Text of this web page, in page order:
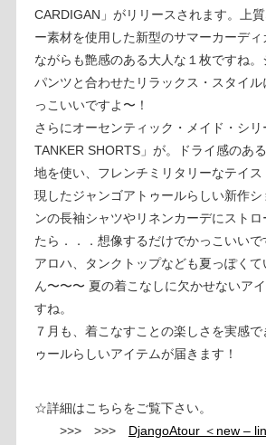
CARDIGAN」がリリースされます。上
ー素材を使用した新型のサマーカーデ
ながらも艶感のある大人な１枚ですね
パンツと合わせたリラックス・スタイ
っこいいですよ〜！
さらにオーセンティック・メイド・シ
TANKER SHORTS」が。ドライ感のあ
地を使い、フレンチミリタリーなテイ
現したジャンゴアトゥールらしい新作
ンの長袖シャツやリネンカーデにスト
たら．．．想像するだけでかっこいいで
アロハ、タンクトップなども夏っぽくて
ん〜〜〜 夏の着こなしに欠かせないア
すね。
７月も、着こなすことの楽しさを実感
ゥールらしいアイテムが届きます！
☆詳細はこちらをご覧下さい。
>>> >>> DjangoAtour ＜new –